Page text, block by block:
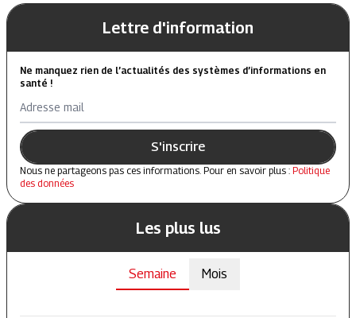
Lettre d'information
Ne manquez rien de l’actualités des systèmes d’informations en
santé !
Adresse mail
S'inscrire
Nous ne partageons pas ces informations. Pour en savoir plus : Politique
des données
Les plus lus
Semaine Mois